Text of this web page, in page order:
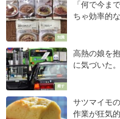
知識
「何で今ま
ちゃ効率的
癒す
高熱の娘を
に気づいた
サツマイモ
作業が狂気